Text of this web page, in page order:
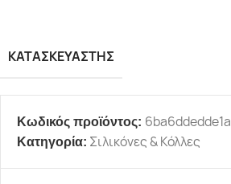
ΚΑΤΑΣΚΕΥΑΣΤΉΣ
Κωδικός προϊόντος: 6ba6ddedde1a
Κατηγορία: Σιλικόνες & Κόλλες